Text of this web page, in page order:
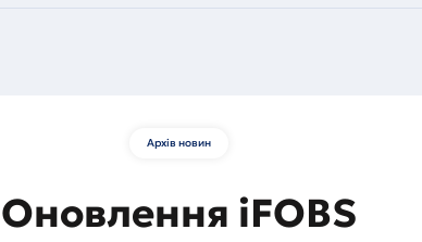
Архів новин
Оновлення iFOBS